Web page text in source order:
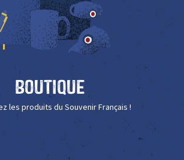
Boutique
les produits du Souvenir Français !